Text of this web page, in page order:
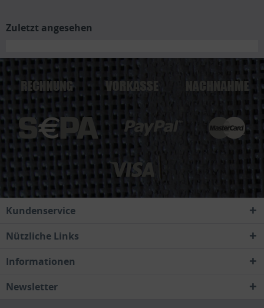
Zuletzt angesehen
Kundenservice
Nützliche Links
Informationen
Newsletter